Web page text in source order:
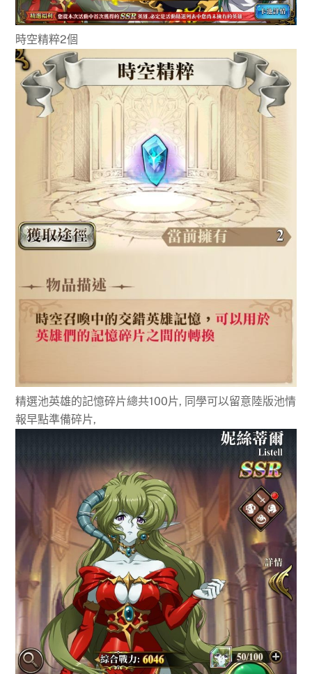
時空精粹2個
精選池英雄的記憶碎片總共100片, 同學可以留意陸版池情
報早點準備碎片,